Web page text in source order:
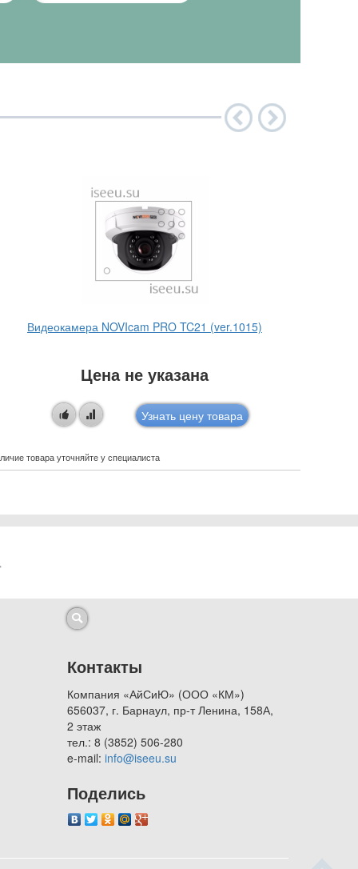
Видеокамера NOVIcam PRO TC21 (ver.1015)
Цена не указана
Узнать цену товара
товара уточняйте у специалиста
Контакты
Компания «АйСиЮ» (ООО «КМ»)
656037, г. Барнаул, пр-т Ленина, 158А,
2 этаж
тел.: 8 (3852) 506-280
e-mail: info@iseeu.su
Поделись